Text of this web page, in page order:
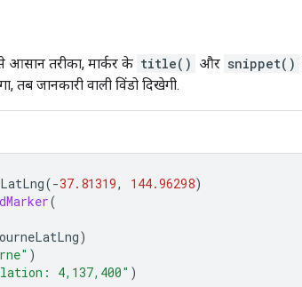
आसान तरीका, मार्कर के title() और snippet()
तब जानकारी वाली विंडो दिखेगी.
LatLng(-37.81319, 144.96298)
(
)
)
4,137,400" )